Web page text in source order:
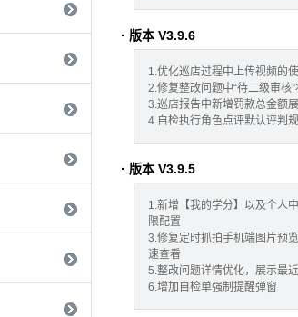
· 版本 V3.9.6
1.优化巡店过程中上传视频的
2.修复整改问题中“待二级审核
3.巡店报告中新增罚款总金额
4.自检执行角色点评默认评判
· 版本 V3.9.5
1.新增【我的学分】以及个人
限配置
3.修复定时抓拍手机端图片预
速查看
5.整改问题详情优化，展示最
6.增加自检单强制提醒弹窗